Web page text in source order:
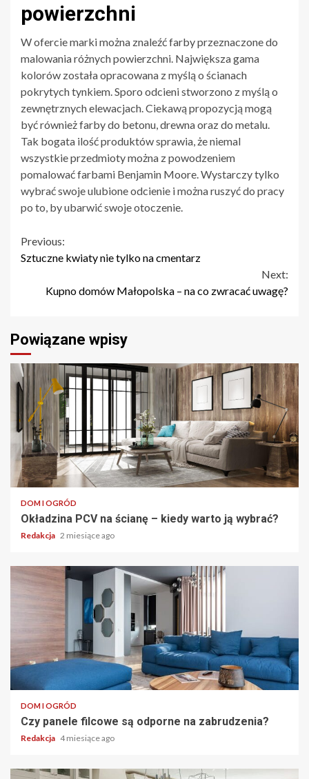
powierzchni
W ofercie marki można znaleźć farby przeznaczone do
malowania różnych powierzchni. Największa gama
kolorów została opracowana z myślą o ścianach
pokrytych tynkiem. Sporo odcieni stworzono z myślą o
zewnętrznych elewacjach. Ciekawą propozycją mogą
być również farby do betonu, drewna oraz do metalu.
Tak bogata ilość produktów sprawia, że niemal
wszystkie przedmioty można z powodzeniem
pomalować farbami Benjamin Moore. Wystarczy tylko
wybrać swoje ulubione odcienie i można ruszyć do pracy
po to, by ubarwić swoje otoczenie.
Continue
Previous:
Sztuczne kwiaty nie tylko na cmentarz
Next:
Kupno domów Małopolska – na co zwracać uwagę?
Powiązane wpisy
DOM I OGRÓD
Okładzina PCV na ścianę – kiedy warto ją wybrać?
Redakcja 2 miesiące ago
DOM I OGRÓD
Czy panele filcowe są odporne na zabrudzenia?
Redakcja 4 miesiące ago